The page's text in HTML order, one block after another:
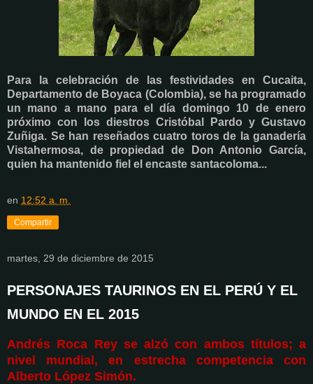
Para la celebración de las festividades en Cucaita,
Departamento de Boyaca (Colombia), se ha programado
un mano a mano para el día domingo 10 de enero
próximo con los diestros Cristóbal Pardo y Gustavo
Zuñiga. Se han reseñados cuatro toros de la ganadería
Vistahermosa, de propiedad de Don Antonio García,
quien ha mantenido fiel el encaste santacoloma...
en 12:52 a. m.
Compartir
martes, 29 de diciembre de 2015
PERSONAJES TAURINOS EN EL PERÚ Y EL
MUNDO EN EL 2015
Andrés Roca Rey se alzó con ambos títulos; a
nivel mundial, en estrecha competencia con
Alberto López Simón.